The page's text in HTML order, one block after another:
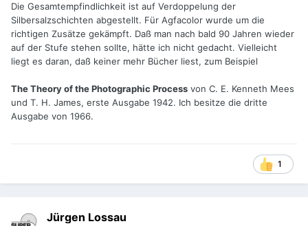
Die Gesamtempfindlichkeit ist auf Verdoppelung der
Silbersalzschichten abgestellt. Für Agfacolor wurde um die
richtigen Zusätze gekämpft. Daß man nach bald 90 Jahren wieder
auf der Stufe stehen sollte, hätte ich nicht gedacht. Vielleicht
liegt es daran, daß keiner mehr Bücher liest, zum Beispiel
The Theory of the Photographic Process von C. E. Kenneth Mees
und T. H. James, erste Ausgabe 1942. Ich besitze die dritte
Ausgabe von 1966.
1
Jürgen Lossau